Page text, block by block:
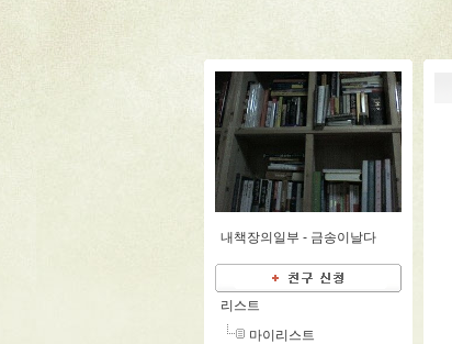
내책장의일부 - 금송이날다
리스트
마이리스트